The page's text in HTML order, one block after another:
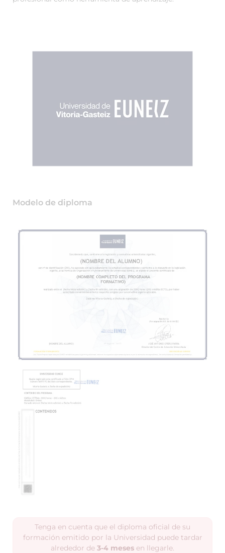
Modelo de diploma
Tenga en cuenta que el diploma oficial de su
formación emitido por la Universidad puede tardar
alrededor de 3-4 meses en llegarle.